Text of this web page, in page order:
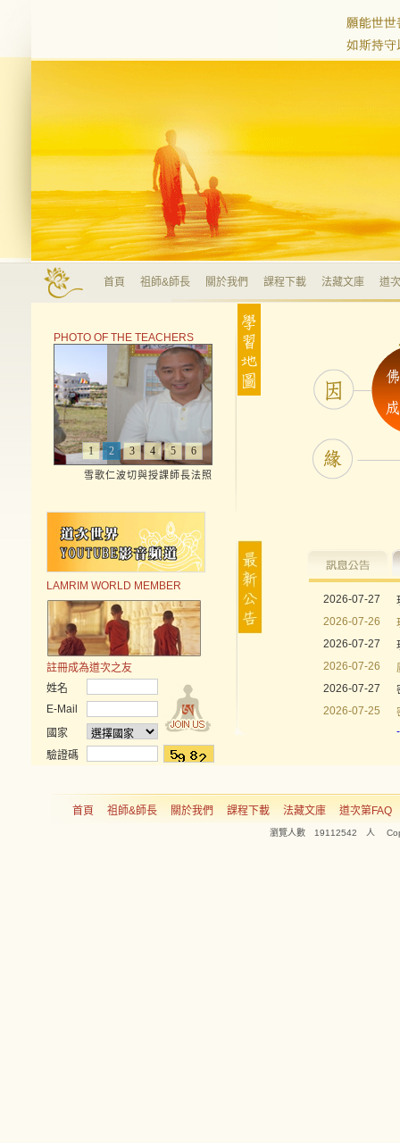
首頁 祖師&師長 關於我們 課程下載 法藏文庫 道
PHOTO OF THE TEACHERS
1 2 3 4 5 6
雪歌仁波切與授課師長法照
LAMRIM WORLD MEMBER
註冊成為道次之友
姓名
E-Mail
國家
驗證碼
2026-07-27
2026-07-26
2026-07-27
2026-07-26
2026-07-27
2026-07-25
首頁 祖師&師長 關於我們 課程下載 法藏文庫 道次第FAQ
瀏覽人數 19112542 人